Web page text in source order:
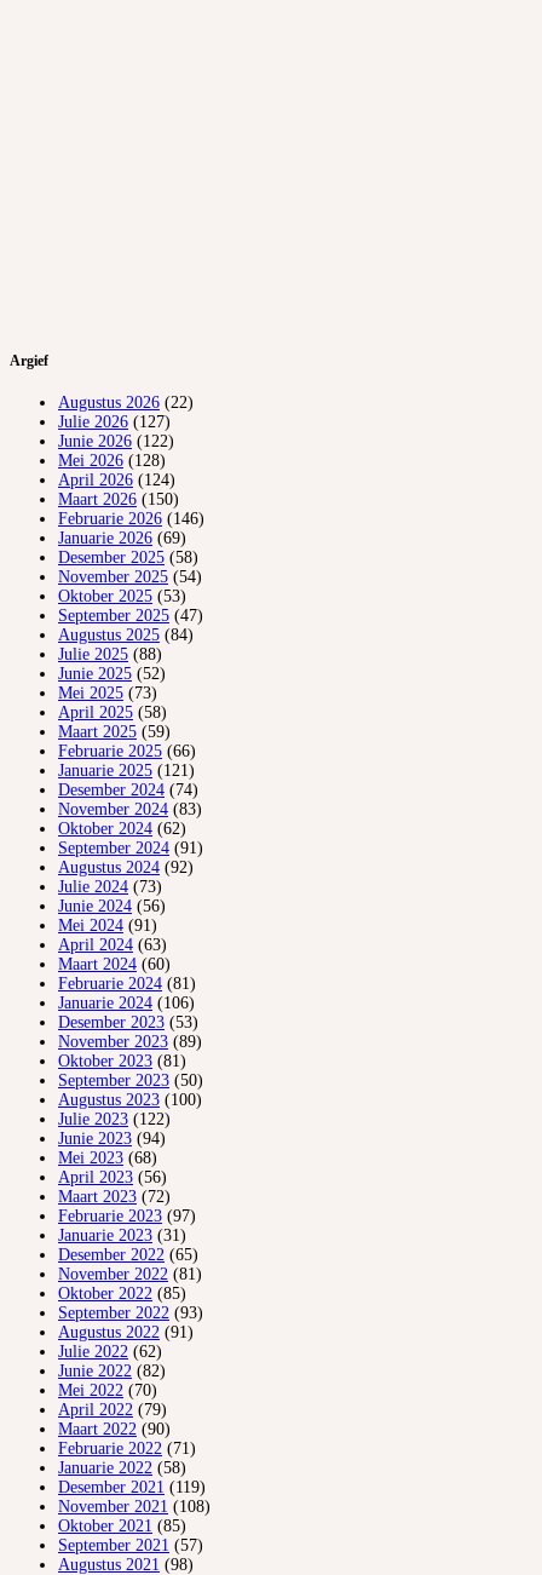
Argief
Augustus 2026 (22)
Julie 2026 (127)
Junie 2026 (122)
Mei 2026 (128)
April 2026 (124)
Maart 2026 (150)
Februarie 2026 (146)
Januarie 2026 (69)
Desember 2025 (58)
November 2025 (54)
Oktober 2025 (53)
September 2025 (47)
Augustus 2025 (84)
Julie 2025 (88)
Junie 2025 (52)
Mei 2025 (73)
April 2025 (58)
Maart 2025 (59)
Februarie 2025 (66)
Januarie 2025 (121)
Desember 2024 (74)
November 2024 (83)
Oktober 2024 (62)
September 2024 (91)
Augustus 2024 (92)
Julie 2024 (73)
Junie 2024 (56)
Mei 2024 (91)
April 2024 (63)
Maart 2024 (60)
Februarie 2024 (81)
Januarie 2024 (106)
Desember 2023 (53)
November 2023 (89)
Oktober 2023 (81)
September 2023 (50)
Augustus 2023 (100)
Julie 2023 (122)
Junie 2023 (94)
Mei 2023 (68)
April 2023 (56)
Maart 2023 (72)
Februarie 2023 (97)
Januarie 2023 (31)
Desember 2022 (65)
November 2022 (81)
Oktober 2022 (85)
September 2022 (93)
Augustus 2022 (91)
Julie 2022 (62)
Junie 2022 (82)
Mei 2022 (70)
April 2022 (79)
Maart 2022 (90)
Februarie 2022 (71)
Januarie 2022 (58)
Desember 2021 (119)
November 2021 (108)
Oktober 2021 (85)
September 2021 (57)
Augustus 2021 (98)